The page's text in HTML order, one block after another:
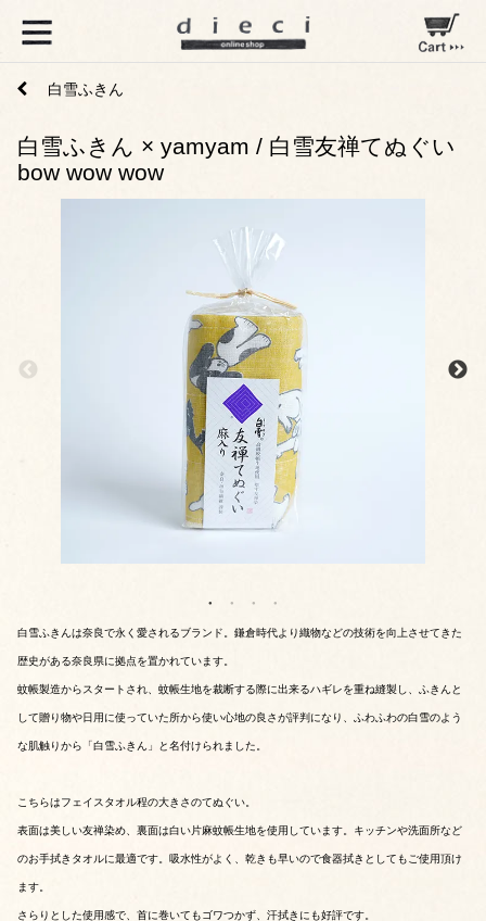
白雪ふきん
白雪ふきん × yamyam / 白雪友禅てぬぐい
bow wow wow
白雪ふきんは奈良で永く愛されるブランド。鎌倉時代より織物などの技術を向上させてきた
歴史がある奈良県に拠点を置かれています。
蚊帳製造からスタートされ、蚊帳生地を裁断する際に出来るハギレを重ね縫製し、ふきんと
して贈り物や日用に使っていた所から使い心地の良さが評判になり、ふわふわの白雪のよう
な肌触りから「白雪ふきん」と名付けられました。
こちらはフェイスタオル程の大きさのてぬぐい。
表面は美しい友禅染め、裏面は白い片麻蚊帳生地を使用しています。キッチンや洗面所など
のお手拭きタオルに最適です。吸水性がよく、乾きも早いので食器拭きとしてもご使用頂け
ます。
さらりとした使用感で、首に巻いてもゴワつかず、汗拭きにも好評です。